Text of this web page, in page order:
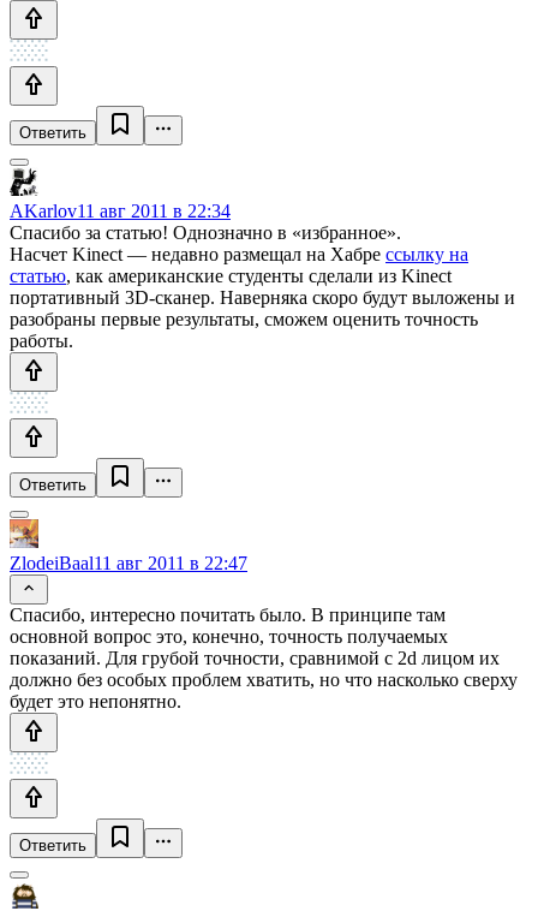
Ответить
AKarlov11 авг 2011 в 22:34
Спасибо за статью! Однозначно в «избранное».
Насчет Kinect — недавно размещал на Хабре ссылку на
статью, как американские студенты сделали из Kinect
портативный 3D-сканер. Наверняка скоро будут выложены и
разобраны первые результаты, сможем оценить точность
работы.
Ответить
ZlodeiBaal11 авг 2011 в 22:47
Спасибо, интересно почитать было. В принципе там
основной вопрос это, конечно, точность получаемых
показаний. Для грубой точности, сравнимой с 2d лицом их
должно без особых проблем хватить, но что насколько сверху
будет это непонятно.
Ответить